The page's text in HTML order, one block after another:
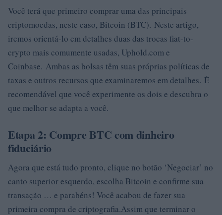
Você terá que primeiro comprar uma das principais
criptomoedas, neste caso, Bitcoin (BTC). Neste artigo,
iremos orientá-lo em detalhes duas das trocas fiat-to-
crypto mais comumente usadas, Uphold.com e
Coinbase. Ambas as bolsas têm suas próprias políticas de
taxas e outros recursos que examinaremos em detalhes. É
recomendável que você experimente os dois e descubra o
que melhor se adapta a você.
Etapa 2: Compre BTC com dinheiro
fiduciário
Agora que está tudo pronto, clique no botão ‘Negociar’ no
canto superior esquerdo, escolha Bitcoin e confirme sua
transação … e parabéns! Você acabou de fazer sua
primeira compra de criptografia.Assim que terminar o